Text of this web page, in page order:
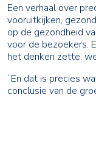
Een verhaal over
vooruitkijken,
op de gezondheid
voor de bezoekers.
het denken zette,
“En dat is precies
conclusie van de